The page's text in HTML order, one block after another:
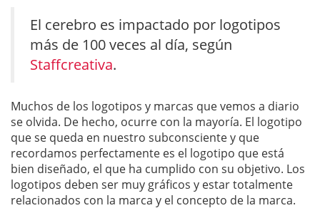
El cerebro es impactado por logotipos
más de 100 veces al día, según
Staffcreativa.
Muchos de los logotipos y marcas que vemos a diario
se olvida. De hecho, ocurre con la mayoría. El logotipo
que se queda en nuestro subconsciente y que
recordamos perfectamente es el logotipo que está
bien diseñado, el que ha cumplido con su objetivo. Los
logotipos deben ser muy gráficos y estar totalmente
relacionados con la marca y el concepto de la marca.